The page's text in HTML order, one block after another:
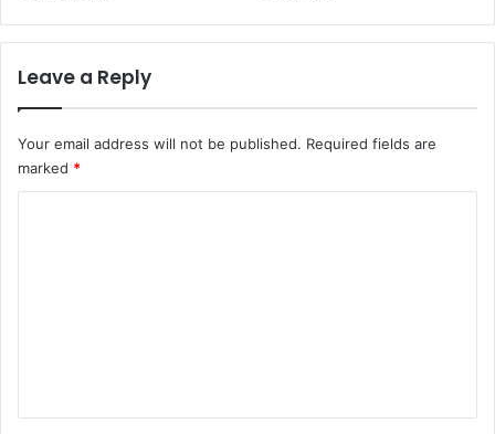
Leave a Reply
Your email address will not be published. Required fields are
marked *